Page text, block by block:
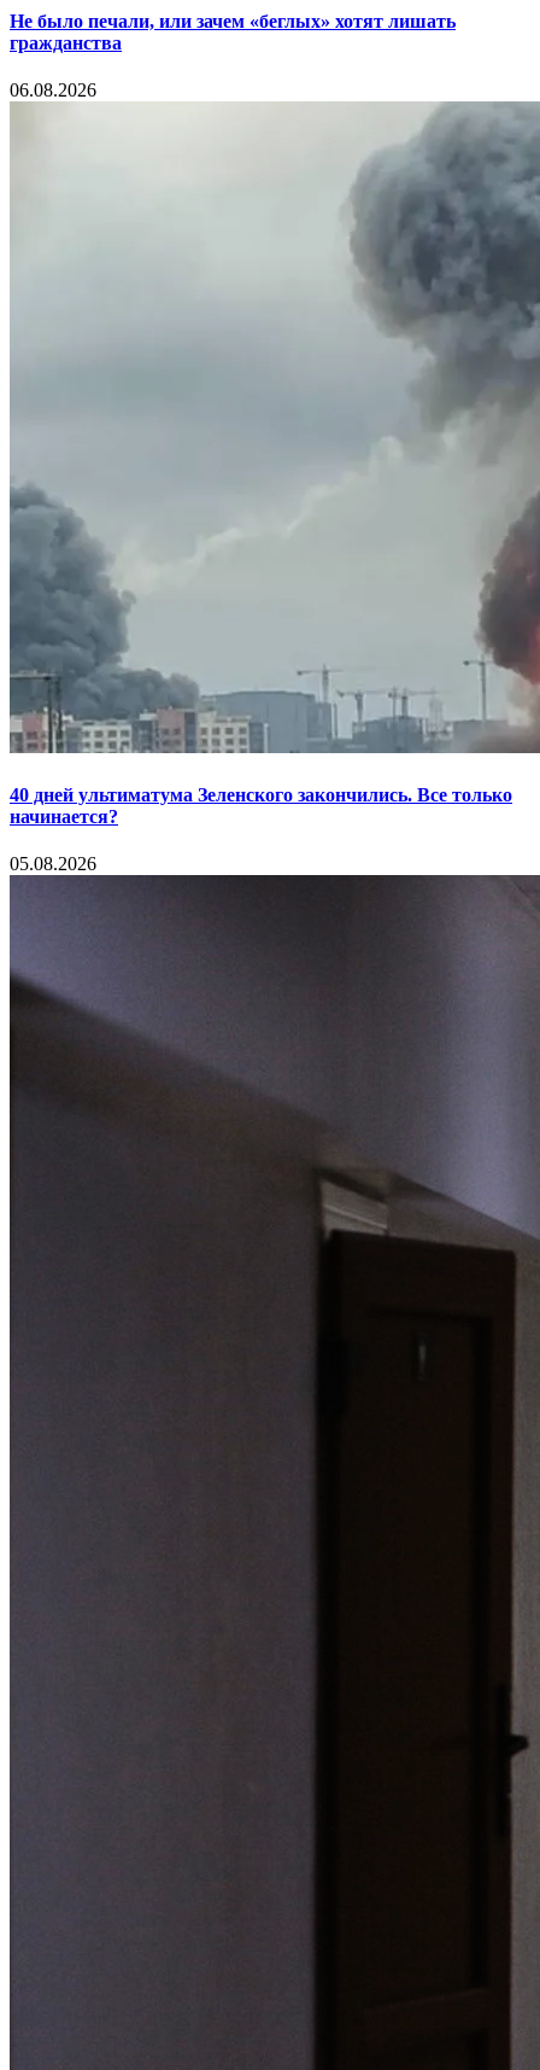
Не было печали, или зачем «беглых» хотят лишать
гражданства
06.08.2026
40 дней ультиматума Зеленского закончились. Все только
начинается?
05.08.2026